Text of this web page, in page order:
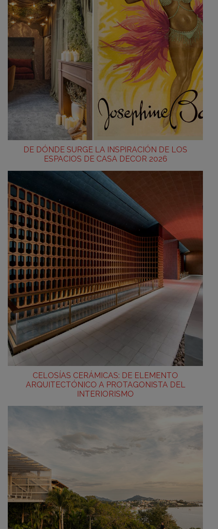
DE DÓNDE SURGE LA INSPIRACIÓN DE LOS
ESPACIOS DE CASA DECOR 2026
CELOSÍAS CERÁMICAS: DE ELEMENTO
ARQUITECTÓNICO A PROTAGONISTA DEL
INTERIORISMO